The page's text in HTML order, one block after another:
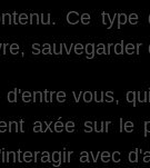
Ce
vous,
axée sur
avec